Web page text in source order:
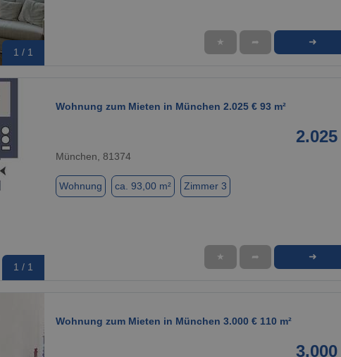
1 / 1
★ ➦ ➜
1 / 1
Wohnung zum Mieten in München 2.025 € 93 m²
München, 81374
Wohnung ca. 93,00 m² Zimmer 3
★ ➦ ➜
Wohnung zum Mieten in München 3.000 € 110 m²